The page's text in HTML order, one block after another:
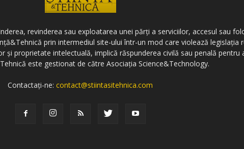
revinderea sau exploatarea unei părți a serviciilor, accesul sau
prin intermediul site-ului într-un mod care violează legislația
și proprietate intelectuală, implică răspunderea civilă sau penală pentru
este gestionat de către Asociația Science&Technology.
Contactați-ne:contact@stiintasitehnica.com